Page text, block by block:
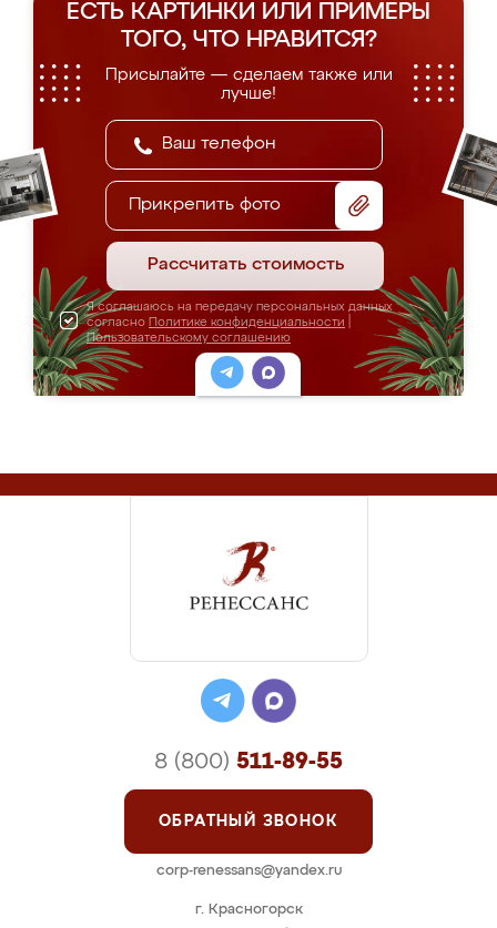
ЕСТЬ КАРТИНКИ ИЛИ ПРИМЕРЫ
ТОГО, ЧТО НРАВИТСЯ?
Присылайте — сделаем также или
лучше!
Прикрепить фото
Рассчитать стоимость
Я соглашаюсь на передачу персональных данных
согласно Политике конфиденциальности
Пользовательскому соглашению
г. Красногорск
8 (800) 511-89-55
ОБРАТНЫЙ ЗВОНОК
corp-renessans@yandex.ru